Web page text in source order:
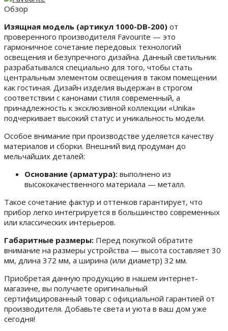
Обзор
Изящная модель (артикул 1000-DB-200) от
проверенного производителя Favourite — это
гармоничное сочетание передовых технологий
освещения и безупречного дизайна. Данный светильник
разрабатывался специально для того, чтобы стать
центральным элементом освещения в таком помещении
как гостиная. Дизайн изделия выдержан в строгом
соответствии с канонами стиля современный, а
принадлежность к эксклюзивной коллекции «Unika»
подчеркивает высокий статус и уникальность модели.
Особое внимание при производстве уделяется качеству
материалов и сборки. Внешний вид продуман до
мельчайших деталей:
Основание (арматура): выполнено из
высококачественного материала — металл.
Такое сочетание фактур и оттенков гарантирует, что
прибор легко интегрируется в большинство современных
или классических интерьеров.
Габаритные размеры: Перед покупкой обратите
внимание на размеры устройства — высота составляет 30
мм, длина 372 мм, а ширина (или диаметр) 32 мм.
Приобретая данную продукцию в нашем интернет-
магазине, вы получаете оригинальный
сертифицированный товар с официальной гарантией от
производителя. Добавьте света и уюта в ваш дом уже
сегодня!